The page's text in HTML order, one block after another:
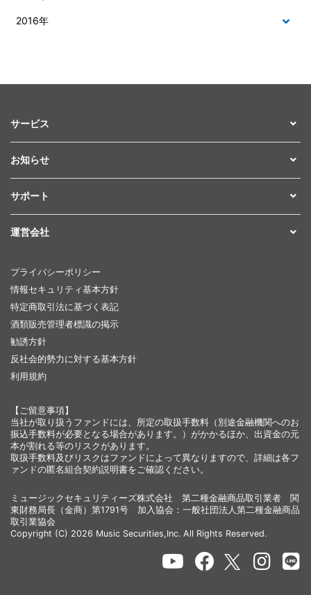
2016年
サービス
お知らせ
サポート
運営会社
プライバシーポリシー
情報セキュリティ基本方針
特定商取引法に基づく表記
酒類販売管理者標識の掲示
勧誘方針
反社会的勢力に対する基本方針
利用規約
【ご留意事項】
当社が取り扱うファンドには、所定の取扱手数料（別途金融機関へのお
振込手数料が必要となる場合があります。）がかかるほか、出資金の元
本が割れる等のリスクがあります。
取扱手数料及びリスクはファンドによって異なりますので、詳細は各フ
ァンドの匿名組合契約説明書をご確認ください。
ミュージックセキュリティーズ株式会社 第二種金融商品取引業者 関
東財務局長（金商）第1791号 加入協会：一般社団法人第二種金融商品
取引業協会
Copyright (C) 2026 Music Securities,Inc. All Rights Reserved.